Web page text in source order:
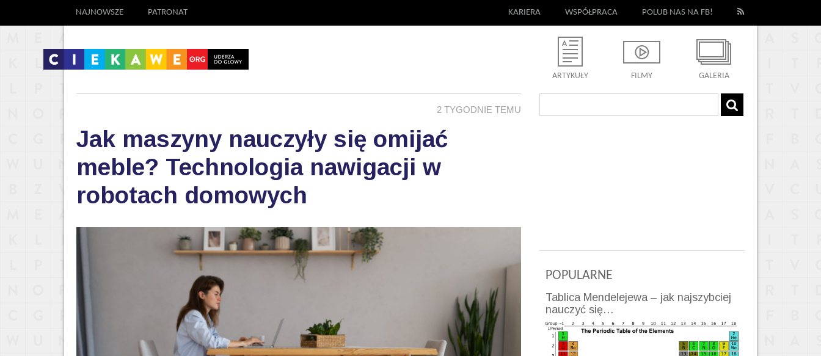
NAJNOWSZE PATRONAT KARIERA WSPÓŁPRACA POLUB NAS NA FB!
ARTYKUŁY FILMY GALERIA
2 TYGODNIE TEMU
Jak maszyny nauczyły się omijać
meble? Technologia nawigacji w
robotach domowych
POPULARNE
Tablica Mendelejewa – jak najszybciej
nauczyć się…